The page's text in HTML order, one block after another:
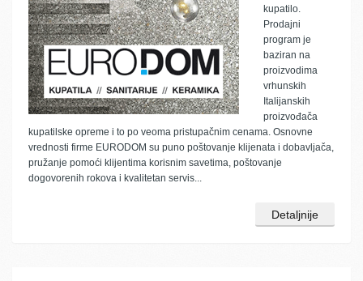
kupatilo.
Prodajni
program je
baziran na
proizvodima
vrhunskih
Italijanskih
proizvođača
kupatilske opreme i to po veoma pristupačnim cenama. Osnovne
vrednosti firme EURODOM su puno poštovanje klijenata i dobavljača,
pružanje pomoći klijentima korisnim savetima, poštovanje
dogovorenih rokova i kvalitetan servis...
Detaljnije